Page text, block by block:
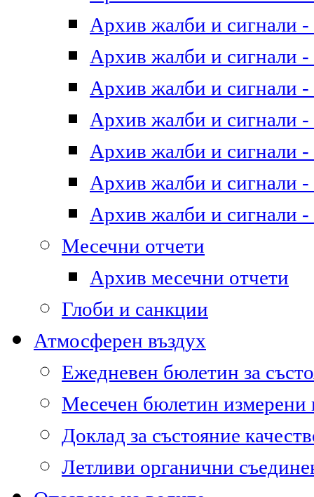
Архив жалби и сигнали -
Архив жалби и сигнали -
Архив жалби и сигнали -
Архив жалби и сигнали -
Архив жалби и сигнали -
Архив жалби и сигнали -
Архив жалби и сигнали -
Месечни отчети
Архив месечни отчети
Глоби и санкции
Атмосферен въздух
Ежедневен бюлетин за
Месечен бюлетин
Доклад за състояние
Летливи органични